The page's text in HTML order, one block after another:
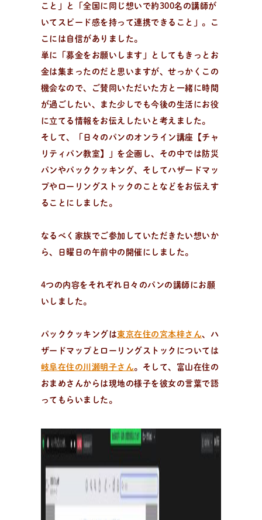
認定を受けた日々パン先生たち。あなたの街のパン教
室、イベント情報を探そう！
報 告
企業様とコラボ案件、飲食店様向けレシピ提供、就労支
援施設様向け 防災パンなどの活動状況。企業様向けダウ
こと」と「全国に同じ想いで約300名の講師が
いてスピード感を持って連携できること」。こ
こには自信がありました。
単に「募金をお願いします」としてもきっとお
金は集まったのだと思いますが、せっかくこの
機会なので、ご賛同いただいた方と一緒に時間
が過ごしたい、また少しでも今後の生活にお役
に立てる情報をお伝えしたいと考えました。
そして、「日々のパンのオンライン講座【チャ
リティパン教室】」を企画し、その中では防災
パンやパッククッキング、そしてハザードマッ
プやローリングストックのことなどをお伝えす
ることにしました。
なるべく家族でご参加していただきたい想いか
ら、日曜日の午前中の開催にしました。
4つの内容をそれぞれ日々のパンの講師にお願
いしました。
パッククッキングは東京在住の宮本梓さん、ハ
ザードマップとローリングストックについては
岐阜在住の川瀬明子さん。そして、富山在住の
おまめさんからは現地の様子を彼女の言葉で語
ってもらいました。